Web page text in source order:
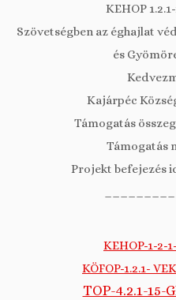
KEHOP
Szövetségben az éghajlat
és
Kajárpéc
Támogatás
Támogatás
Projekt befejezés
KEHOP-1-2-
KÖFOP-1.2.1-
TOP-4.2.1-15-